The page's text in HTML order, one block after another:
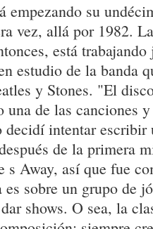
empezando su
vez, allá por 1982.
está
estudio de la banda
y Stones. "El
de las canciones
decidí intentar
de la primera
Away, así que fue
es sobre un grupo de
shows. O sea, la